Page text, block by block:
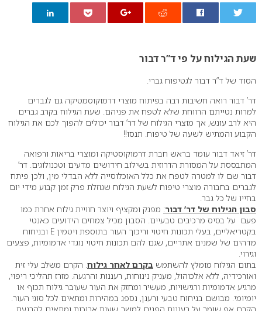
שעת הגילוח על פי ד”ר דבור
הסוד של ד”ר דבור לגטיפוח גברי.
דר’ דבור רואה חשיבות רבה בפיתוח מוצרי דרמוקוסמטיקה גם לגברים
למרות נטייתם הרווחת שלא לטפח את פניהם. שעת הגילוח בקרב גברים
היא לרב עונש, אך מוצרי הגילוח של דר’ דבור יכולים להפוך לכם את הגילוח
הקבוע והמתיש לשעה של טיפוח. תנסו!!
דר’ זיאד דבור עומד בראש חברת דרמוקוסטיקה ומוצרי בריאות ורפואה
המתבססת על המסורת הדרוזית בשילוב חידושים מדעים וטכנולוגים. דר’
דבור שם לו למטרה לטפח את כלל האוכלוסייה ללא הבדלי מין, ולכן פיתח
לגברים בחבורה מוצרי טיפוח לשעת הגילוח שגוזלת פרק זמן קבוע מידי יום
בחייו של כל גבר.
סבון הגילוח של דר’ דבור: מפנק ומקציף ויוצר חוויית גילוח אחרת כמו
פעם על בסיס מרכיבים טבעיים. הסבון מכיל צמחים הידועים כאנטי
בקטריאליים, בעלי תכונות חיטוי וריכוך העור בתוספת ויטמין E ובניחוח
מדהים של שמנים אתריים, שגם להם תכונות חיטוי נוגדי אדמומיות, פצעים
וגירוי.
בתום הגילוח מומלץ להשתמש בקרם לאחר גילוח . הקרם משלב עלי זית
ואורכידיה, ללא אלכוהול, מעניק נינוחות, רעננות והרגעה. מזרז תהליכי ריפוי,
מרגיע אדמומיות ורגישויות, מעשיר ומחזק את העור שעובר גילוח תכוף או
יומיומי. מבושם בניחוח טבעי ורענן, נספג במהירות ומתאים לכל סוגי העור.
הקרם אף שומר על רעננות הפנים למשך שעות ארוכות ומתאים להרגעת